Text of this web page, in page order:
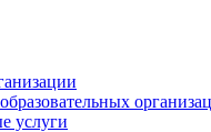
услуги